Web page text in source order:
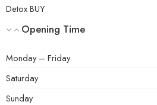
Detox BUY
Opening Time
Monday – Friday
Saturday
Sunday